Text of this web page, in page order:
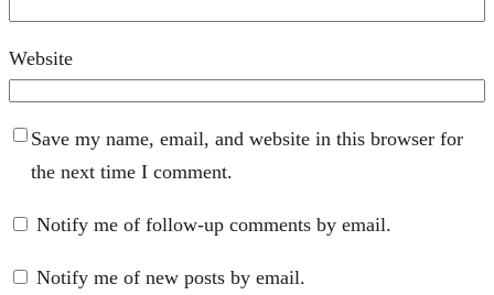
Website
Save my name, email, and website in this browser for
the next time I comment.
Notify me of follow-up comments by email.
Notify me of new posts by email.